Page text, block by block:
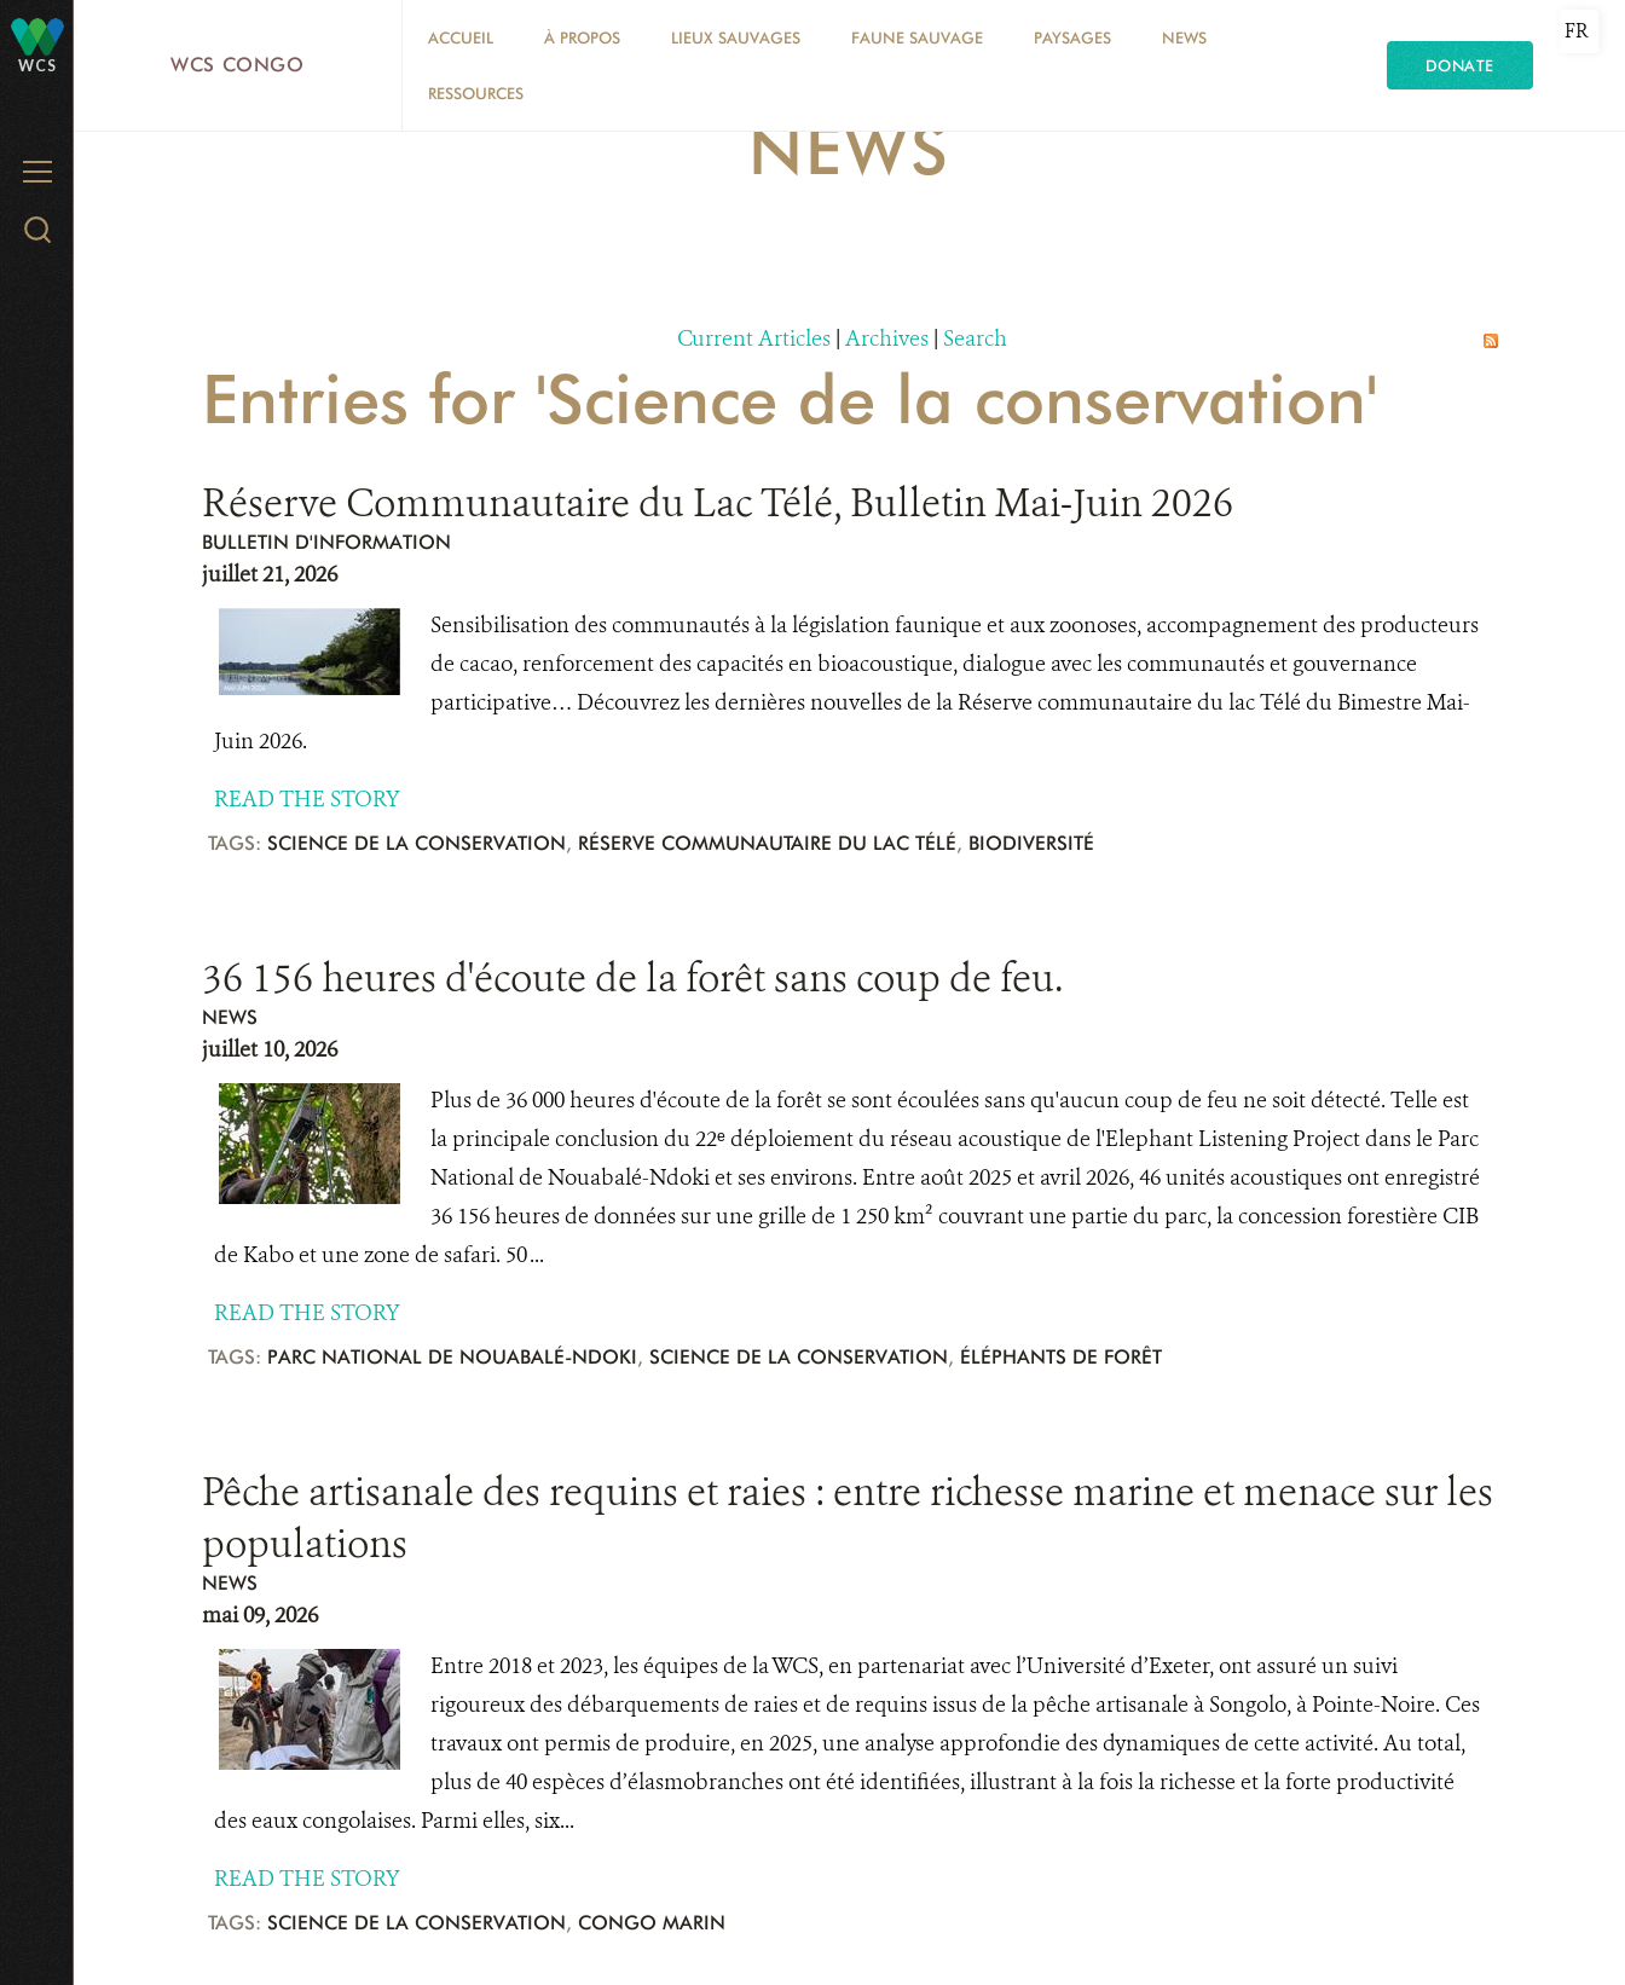
WCS
MENU
Search
WCS CONGO
ACCUEIL À PROPOS LIEUX SAUVAGES FAUNE SAUVAGE PAYSAGES NEWS
RESSOURCES
DONATE
FR
NEWS
Current Articles | Archives | Search
Entries for 'Science de la conservation'
Réserve Communautaire du Lac Télé, Bulletin Mai-Juin 2026
BULLETIN D'INFORMATION
juillet 21, 2026
Sensibilisation des communautés à la législation faunique et aux zoonoses, accompagnement des producteurs
de cacao, renforcement des capacités en bioacoustique, dialogue avec les communautés et gouvernance
participative… Découvrez les dernières nouvelles de la Réserve communautaire du lac Télé du Bimestre Mai-
Juin 2026.
READ THE STORY
TAGS: SCIENCE DE LA CONSERVATION, RÉSERVE COMMUNAUTAIRE DU LAC TÉLÉ, BIODIVERSITÉ
36 156 heures d'écoute de la forêt sans coup de feu.
NEWS
juillet 10, 2026
Plus de 36 000 heures d'écoute de la forêt se sont écoulées sans qu'aucun coup de feu ne soit détecté. Telle est
la principale conclusion du 22ᵉ déploiement du réseau acoustique de l'Elephant Listening Project dans le Parc
National de Nouabalé-Ndoki et ses environs. Entre août 2025 et avril 2026, 46 unités acoustiques ont enregistré
36 156 heures de données sur une grille de 1 250 km² couvrant une partie du parc, la concession forestière CIB
de Kabo et une zone de safari. 50 ...
READ THE STORY
TAGS: PARC NATIONAL DE NOUABALÉ-NDOKI, SCIENCE DE LA CONSERVATION, ÉLÉPHANTS DE FORÊT
Pêche artisanale des requins et raies : entre richesse marine et menace sur les
populations
NEWS
mai 09, 2026
Entre 2018 et 2023, les équipes de la WCS, en partenariat avec l’Université d’Exeter, ont assuré un suivi
rigoureux des débarquements de raies et de requins issus de la pêche artisanale à Songolo, à Pointe-Noire. Ces
travaux ont permis de produire, en 2025, une analyse approfondie des dynamiques de cette activité. Au total,
plus de 40 espèces d’élasmobranches ont été identifiées, illustrant à la fois la richesse et la forte productivité
des eaux congolaises. Parmi elles, six...
READ THE STORY
TAGS: SCIENCE DE LA CONSERVATION, CONGO MARIN